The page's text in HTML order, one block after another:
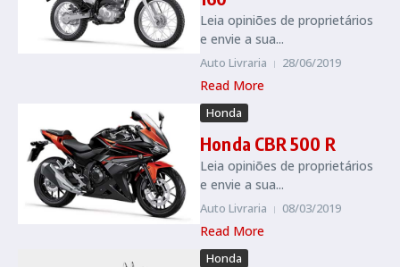
Leia opiniões de proprietários
e envie a sua...
Auto Livraria 28/06/2019
Read More
Honda
Honda CBR 500 R
Leia opiniões de proprietários
e envie a sua...
Auto Livraria 08/03/2019
Read More
Honda